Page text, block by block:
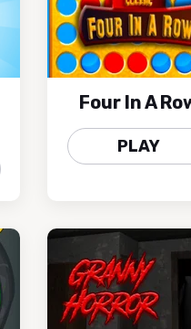
Four In A
PLAY